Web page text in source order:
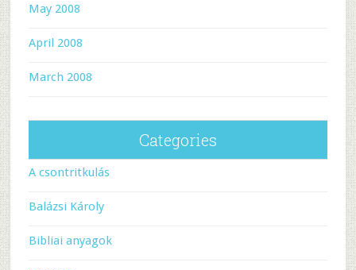
May 2008
April 2008
March 2008
Categories
A csontritkulás
Balázsi Károly
Bibliai anyagok